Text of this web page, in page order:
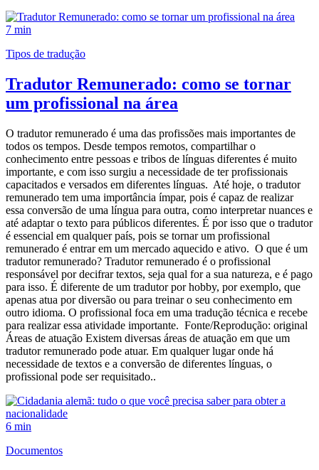
7 min
Tipos de tradução
Tradutor Remunerado: como se tornar
um profissional na área
O tradutor remunerado é uma das profissões mais importantes de
todos os tempos. Desde tempos remotos, compartilhar o
conhecimento entre pessoas e tribos de línguas diferentes é muito
importante, e com isso surgiu a necessidade de ter profissionais
capacitados e versados em diferentes línguas. Até hoje, o tradutor
remunerado tem uma importância ímpar, pois é capaz de realizar
essa conversão de uma língua para outra, como interpretar nuances e
até adaptar o texto para públicos diferentes. É por isso que o tradutor
é essencial em qualquer país, pois se tornar um profissional
remunerado é entrar em um mercado aquecido e ativo. O que é um
tradutor remunerado? Tradutor remunerado é o profissional
responsável por decifrar textos, seja qual for a sua natureza, e é pago
para isso. É diferente de um tradutor por hobby, por exemplo, que
apenas atua por diversão ou para treinar o seu conhecimento em
outro idioma. O profissional foca em uma tradução técnica e recebe
para realizar essa atividade importante. Fonte/Reprodução: original
Áreas de atuação Existem diversas áreas de atuação em que um
tradutor remunerado pode atuar. Em qualquer lugar onde há
necessidade de textos e a conversão de diferentes línguas, o
profissional pode ser requisitado..
6 min
Documentos